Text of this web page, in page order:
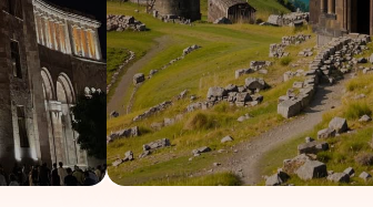
اماکاربردی، تمیز و مناسب مدیریت هزینه سفر